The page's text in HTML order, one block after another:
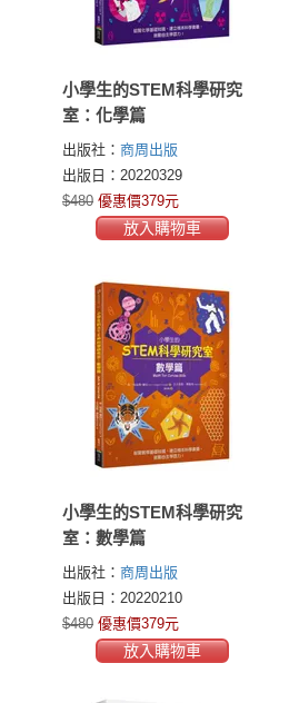
小學生的STEM科學研究
室：化學篇
出版社： 商周出版
出版日：20220329
$480 優惠價379元
放入購物車
小學生的STEM科學研究
室：數學篇
出版社： 商周出版
出版日：20220210
$480 優惠價379元
放入購物車